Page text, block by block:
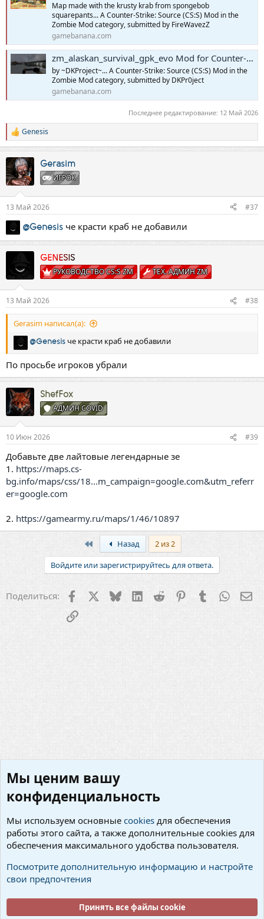
Map made with the krusty krab from spongebob
squarepants... A Counter-Strike: Source (CS:S) Mod in the
Zombie Mod category, submitted by FireWavezZ
gamebanana.com
zm_alaskan_survival_gpk_evo Mod for Counter-Strike: Source | CS:S Mods
by ~DKProject~... A Counter-Strike: Source (CS:S) Mod in the
Zombie Mod category, submitted by DKPr0ject
gamebanana.com
Последнее редактирование: 12 Май 2026
Р
е
к
ц
и
Genesis
Gerasim
ИГРОК
13 Май 2026 #37
@Genesis че красти краб не добавили
GENESIS
РУКОВОДСТВО CS:S ZM ТЕХ. АДМИН ZM
13 Май 2026 #38
Gerasim написал(а):
@Genesis че красти краб не добавили
По просьбе игроков убрали
ShefFox
АДМИН COVID
10 Июн 2026 #39
Добавьте две лайтовые легендарные зе
1. https://maps.cs-
bg.info/maps/css/18...m_campaign=google.com&utm_referr
er=google.com
2. https://gamearmy.ru/maps/1/46/10897
Назад
2 из 2
Войдите или зарегистрируйтесь для ответа.
Поделиться: Facebook
X BlueskyLinkedIn
Reddit PinterestTumblr
Ссылка
Предложения по улучшению сервера
Cookies
Русский (RU)
Условия и правила
Политика конфиденциальности
S
S
Community platform by XenForo® © 2010-2026 XenForo Ltd.
Мы ценим вашу
конфиденциальность
Мы используем основные cookies для обеспечения
работы этого сайта, а также дополнительные cookies для
обеспечения максимального удобства пользователя.
Посмотрите дополнительную информацию и настройте
свои предпочтения
Принять все файлы cookie